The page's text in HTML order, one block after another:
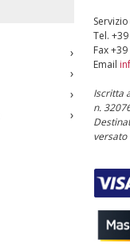
Tel.
Fax
Email
Iscritta
n.
versato